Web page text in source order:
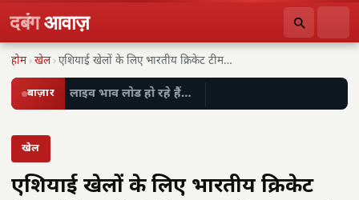
दबंगआवाज़
होम ›खेल › एशियाई खेलों के लिए भारतीय क्रिकेट टीम घोषित,…
बाज़ार लाइव भाव लोड हो रहे हैं…
खेल
एशियाई खेलों के लिए भारतीय क्रिकेट